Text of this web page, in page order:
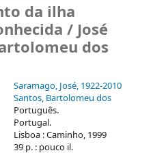
da ilha
/ José
dos
Saramago, José, 1922-2010
Santos, Bartolomeu dos
Português.
Portugal.
Lisboa : Caminho, 1999
39 p. : pouco il.